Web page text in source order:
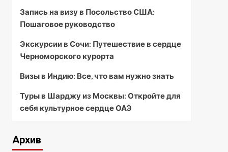
Запись на визу в Посольство США:
Пошаговое руководство
Экскурсии в Сочи: Путешествие в сердце
Черноморского курорта
Визы в Индию: Все, что вам нужно знать
Туры в Шарджу из Москвы: Откройте для
себя культурное сердце ОАЭ
Архив